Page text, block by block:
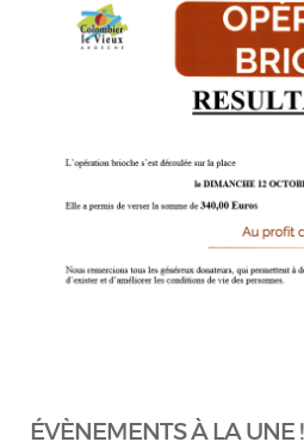
ÉVÈNEMENTS À LA UNE !